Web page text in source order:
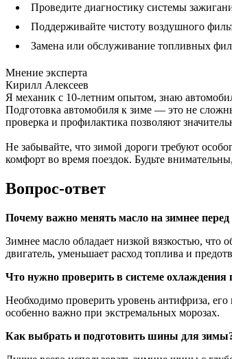
Проведите диагностику системы
Поддерживайте чистоту воздушного
Замена или обслуживание топливных
Мнение эксперта
Кирилл Алексеев
Я механик с 10-летним опытом, знаю
Подготовка автомобиля к зиме — это не
проверка и профилактика позволяют
Не забывайте, что зимой дороги требуют
комфорт во время поездок. Будьте
Вопрос-ответ
Почему важно менять масло на зимнее перед
Зимнее масло обладает низкой вязкостью, что
двигатель, уменьшает расход топлива и
Что нужно проверить в системе охлаждения
Необходимо проверить уровень антифриза, его
особенно важно при экстремальных морозах.
Как выбрать и подготовить шины для